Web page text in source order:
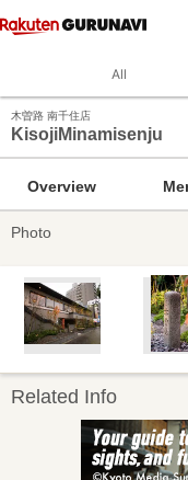
All
木曽路 南千住店
KisojiMinamisenju
Overview
Photo
Related Info